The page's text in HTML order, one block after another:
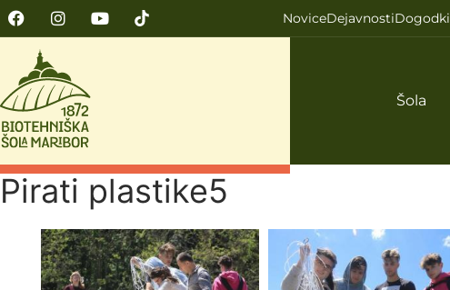
NoviceDejavnostiDogodki
Šola
Pirati plastike5